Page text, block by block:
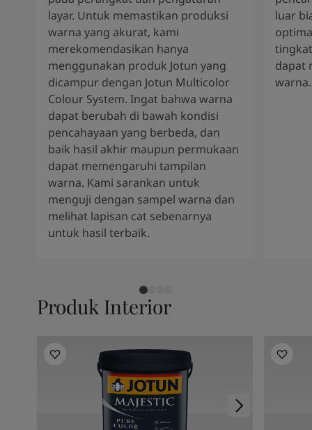
layar. Untuk memastikan produksi
warna yang akurat, kami
merekomendasikan hanya
menggunakan produk Jotun yang
dicampur dengan Jotun Multicolor
Colour System. Ingat bahwa warna
dapat berubah di bawah kondisi
pencahayaan yang berbeda, dan
baik hasil akhir maupun permukaan
dapat memengaruhi tampilan
warna. Kami sarankan untuk
menguji dengan sampel warna dan
melihat lapisan cat sebenarnya
untuk hasil terbaik.
luar
dapat
warna.
Produk Interior